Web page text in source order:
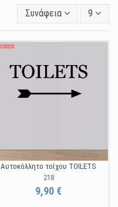
Συνάφεια 9
Αυτοκόλλητο τοίχου TOILETS
218
9,90 €